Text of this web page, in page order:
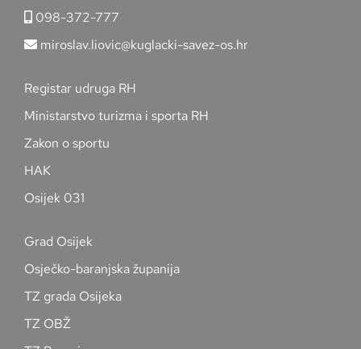
098-372-777
miroslav.liovic@kuglacki-savez-os.hr
Registar udruga RH
Ministarstvo turizma i sporta RH
Zakon o sportu
HAK
Osijek 031
Grad Osijek
Osječko-baranjska županija
TZ grada Osijeka
TZ OBŽ